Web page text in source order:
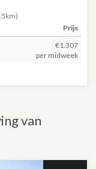
Prijs
€1.307
per midweek
van